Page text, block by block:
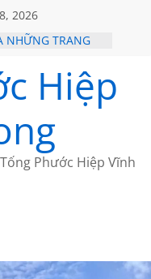
2026
NHỮNG TRANG
THÁI LÃO
BÍCH HÀ
ANTH ĐOÀN
Hiệp
Phước Hiệp Vĩnh